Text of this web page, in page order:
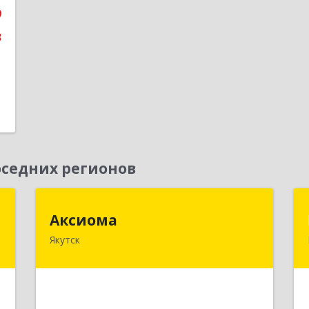
регионов
Аксиома
Якутск677000, Саха /Якутия/ Респ, Якутск г,